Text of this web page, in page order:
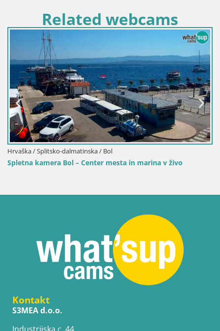
Related webcams
marina v živo
Hrvaška / Splitsko-dalmatinska / Bol
Spletna kamera Bol pristanišče –
marino
Kontakt
S3MEA d.o.o.